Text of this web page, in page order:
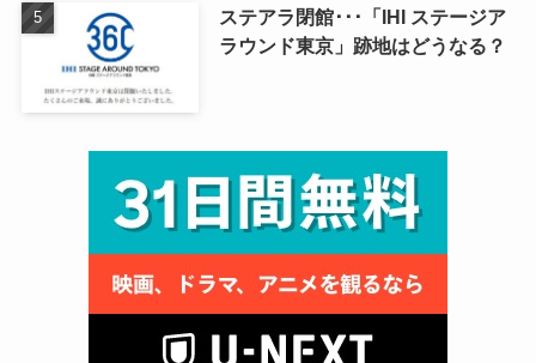
ステアラ閉館･･･「IHI ステージア
ラウンド東京」跡地はどうなる？